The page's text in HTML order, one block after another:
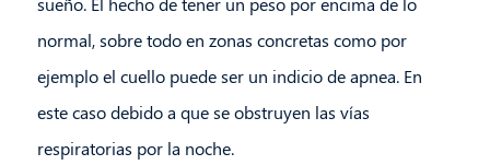
normal, sobre todo en zonas concretas como por
ejemplo el cuello puede ser un indicio de apnea. En
este caso debido a que se obstruyen las vías
respiratorias por la noche.